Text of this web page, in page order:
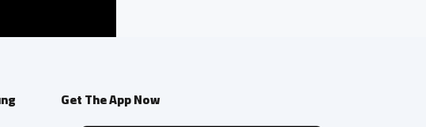
Get The App Now